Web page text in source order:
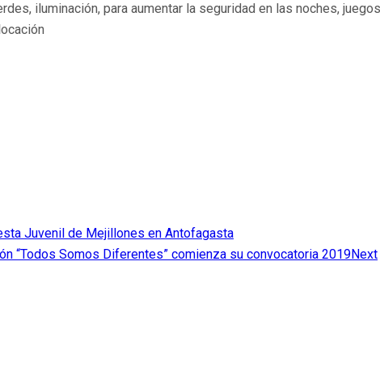
iluminación, para aumentar la seguridad en las noches,
Juvenil de Mejillones en Antofagasta
“Todos Somos Diferentes” comienza su convocatoria 2019Next